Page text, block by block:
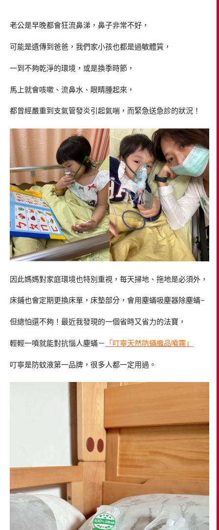
老公是早晚都會狂流鼻涕，鼻子非常不好，
可能是遺傳到爸爸，我們家小孩也都是過敏體質，
一到不夠乾淨的環境，或是換季時節，
馬上就會咳嗽、流鼻水、眼睛腫起來，
都曾經嚴重到支氣管發炎引起氣喘，而緊急送急診的狀況！
因此媽媽對家庭環境也特別重視，每天掃地、拖地是必須外，
床鋪也會定期更換床單，床墊部分，會用塵蟎吸塵器除塵蟎~
但總怕還不夠！最近我發現的一個省時又省力的法寶，
輕輕一噴就能對抗惱人塵蟎－ 「叮寧天然防蟎織品噴霧」
叮寧是防蚊液第一品牌，很多人都一定用過。